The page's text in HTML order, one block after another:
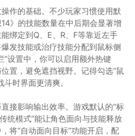
作的基础。不少玩家习惯使用默
》的技能数量在中后期会显著增
绑定到Q、E、R、F等靠近左手
发技能或治疗技能分配到鼠标侧
”设置中，你可以启用额外热键
置，避免遮挡视野。记得勾选“鼠
时界面更清爽。
接影响输出效率。游戏默认的“标
统模式”能让角色面向与技能释放
将“自动面向目标”功能开启，配